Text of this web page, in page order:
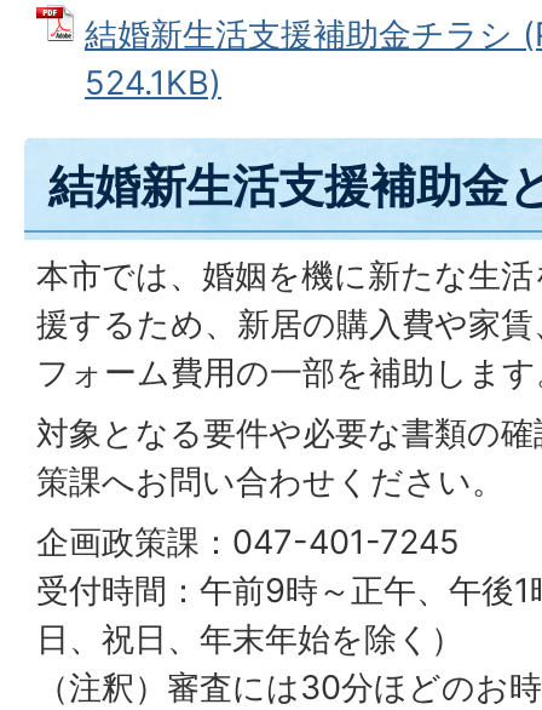
結婚新生活支援補助金チラシ
524.1KB)
結婚新生活支援補助金
本市では、婚姻を機に新たな生
援するため、新居の購入費や家
フォーム費用の一部を補助しま
対象となる要件や必要な書類の
策課へお問い合わせください。
企画政策課：047-401-7245
受付時間：午前9時～正午、午後
日、祝日、年末年始を除く）
（注釈）審査には30分ほどのお